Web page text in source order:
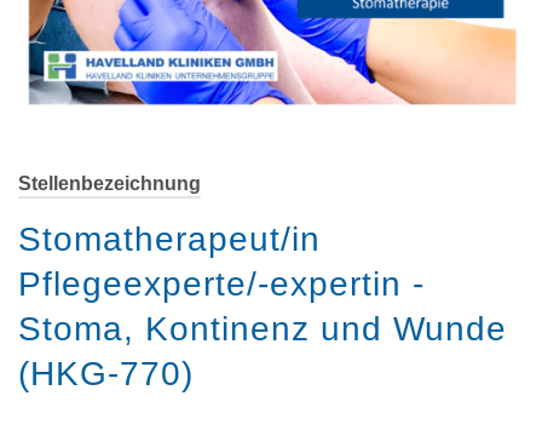
Stellenbezeichnung
Stomatherapeut/in
Pflegeexperte/-expertin -
Stoma, Kontinenz und Wunde
(HKG-770)